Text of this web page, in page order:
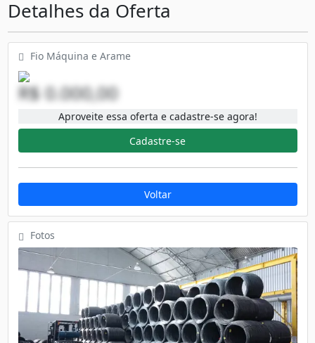
Detalhes da Oferta
Fio Máquina e Arame
R$ 0.000,00
Aproveite essa oferta e cadastre-se agora!
Cadastre-se
Voltar
Fotos